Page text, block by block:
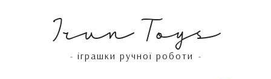
Irun Toys
- іграшки ручної роботи -